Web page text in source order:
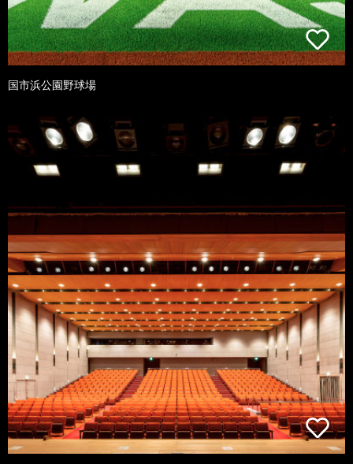
国市浜公園野球場